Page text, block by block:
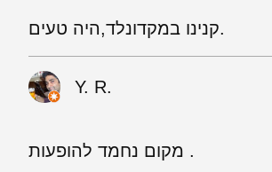
קנינו במקדונלד,היה טעים.
Y. R.
מקום נחמד להופעות .